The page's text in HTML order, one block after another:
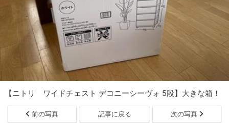
【ニトリ ワイドチェスト デコニーシーヴォ 5段】大きな箱！
前の写真 記事に戻る 次の写真